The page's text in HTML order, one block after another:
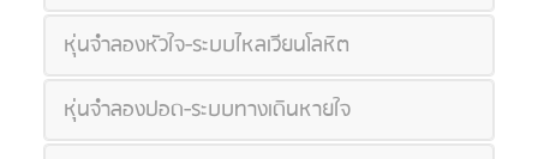
หุ่นจำลองหัวใจ-ระบบไหลเวียนโลหิต
หุ่นจำลองปอด-ระบบทางเดินหายใจ